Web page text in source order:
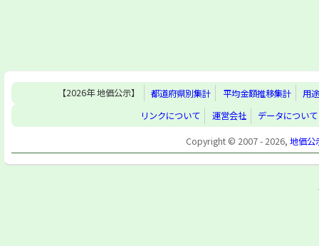
【2026年 地価公示】 都道府県別集計 平均金額推移集計
用
リンクについて
運営会社
データについて
Copyright © 2007 - 2026, 地価公